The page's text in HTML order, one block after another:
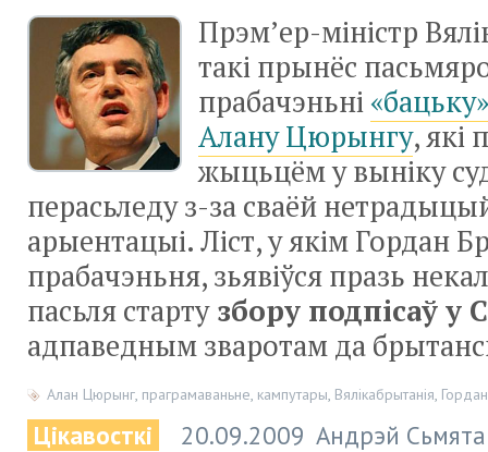
Прэм’ер-міністр
такі прынёс
прабачэньні
Алану Цюрынгу, які
жыцьцём у выніку
перасьледуз-за сваёй
арыентацыі. Ліст, у якім Гордан
прабачэньня, зьявіўся празь
пасьля стартузбору подпісаў у
адпаведным зваротам да
Алан Цюрынг, праграмаваньне, кампутары, Вялікабрытанія,
Цікавосткі 20.09.2009 Андрэй